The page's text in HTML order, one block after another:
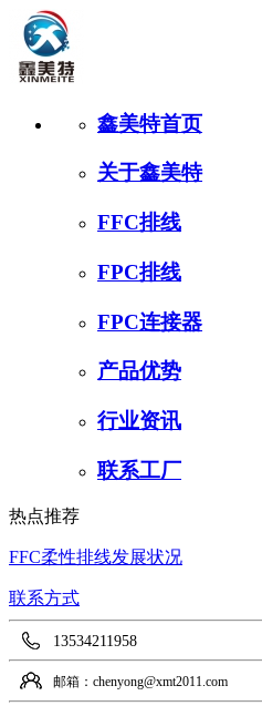
鑫美特首页
关于鑫美特
FFC排线
FPC排线
FPC连接器
产品优势
行业资讯
联系工厂
热点推荐
FFC柔性排线发展状况
联系方式
13534211958
邮箱：chenyong@xmt2011.com